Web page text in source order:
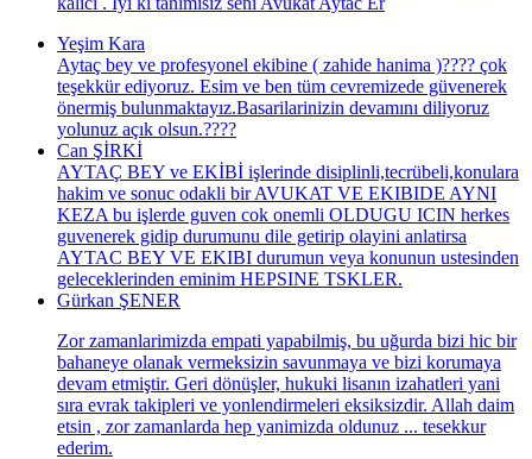
Yeşim Kara
Aytaç bey ve profesyonel ekibine ( zahide hanima )???? çok
teşekkür ediyoruz. Esim ve ben tüm cevremizede güvenerek
önermiş bulunmaktayız.Basarilarinizin devamını diliyoruz
yolunuz açık olsun.????
Can ŞİRKİ
AYTAÇ BEY ve EKİBİ işlerinde disiplinli,tecrübeli,konulara
hakim ve sonuc odakli bir AVUKAT VE EKIBIDE AYNI
KEZA bu işlerde guven cok onemli OLDUGU ICIN herkes
guvenerek gidip durumunu dile getirip olayini anlatirsa
AYTAC BEY VE EKIBI durumun veya konunun ustesinden
geleceklerinden eminim HEPSINE TSKLER.
Gürkan ŞENER
Zor zamanlarimizda empati yapabilmiş, bu uğurda bizi hic bir
bahaneye olanak vermeksizin savunmaya ve bizi korumaya
devam etmiştir. Geri dönüşler, hukuki lisanın izahatleri yani
sıra evrak takipleri ve yonlendirmeleri eksiksizdir. Allah daim
etsin , zor zamanlarda hep yanimizda oldunuz ... tesekkur
ederim.